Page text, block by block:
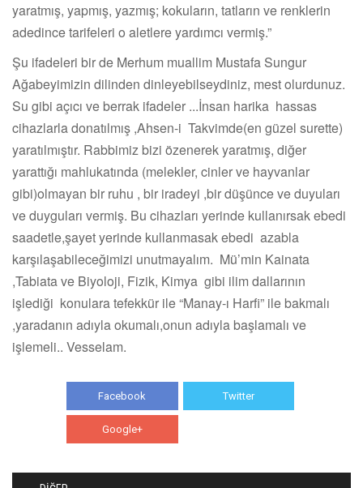
yaratmış, yapmış, yazmış; kokuların, tatların ve renklerin
adedince tarifeleri o aletlere yardımcı vermiş.”
Şu ifadeleri bir de Merhum muallim Mustafa Sungur
Ağabeyimizin dilinden dinleyebilseydiniz, mest olurdunuz.
Su gibi açıcı ve berrak ifadeler ...İnsan harika hassas
cihazlarla donatılmış ,Ahsen-i Takvimde(en güzel surette)
yaratılmıştır. Rabbimiz bizi özenerek yaratmış, diğer
yarattığı mahlukatında (melekler, cinler ve hayvanlar
gibi)olmayan bir ruhu , bir iradeyi ,bir düşünce ve duyuları
ve duyguları vermiş. Bu cihazları yerinde kullanırsak ebedi
saadetle,şayet yerinde kullanmasak ebedi azabla
karşılaşabileceğimizi unutmayalım. Mü’min Kainata
,Tabiata ve Biyoloji, Fizik, Kimya gibi ilim dallarının
işlediği konulara tefekkür ile “Manay-ı Harfi” ile bakmalı
,yaradanın adıyla okumalı,onun adıyla başlamalı ve
işlemeli.. Vesselam.
Facebook Twitter
Google+